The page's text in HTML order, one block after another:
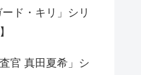
ド・キリ」シリ
官 真田夏希」シ